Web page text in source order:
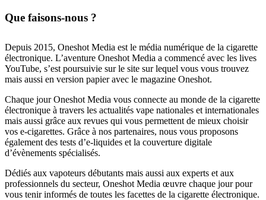
Que faisons-nous ?
Depuis 2015, Oneshot Media est le média numérique de la cigarette
électronique. L’aventure Oneshot Media a commencé avec les lives
YouTube, s’est poursuivie sur le site sur lequel vous vous trouvez
mais aussi en version papier avec le magazine Oneshot.
Chaque jour Oneshot Media vous connecte au monde de la cigarette
électronique à travers les actualités vape nationales et internationales
mais aussi grâce aux revues qui vous permettent de mieux choisir
vos e-cigarettes. Grâce à nos partenaires, nous vous proposons
également des tests d’e-liquides et la couverture digitale
d’évènements spécialisés.
Dédiés aux vapoteurs débutants mais aussi aux experts et aux
professionnels du secteur, Oneshot Media œuvre chaque jour pour
vous tenir informés de toutes les facettes de la cigarette électronique.